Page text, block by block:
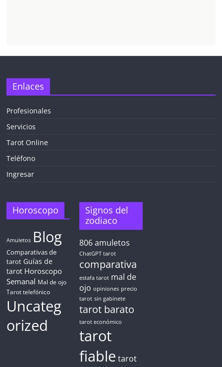
Enlaces
Profesionales
Servicios
Tarot Online
Teléfono
Ingresar
Horoscopo
Amuletos Blog
Comparativas de
tarot Guías de
tarot Horoscopo
Semanal Mal de ojo
Tarot telefónico
Uncateg
orized
Signos del
zodiaco
806amuletos
ChatGPT tarot
comparativa
estafa tarot mal de
ojo opiniones precio
tarot sin gabinete
tarot barato
tarot económico
tarot
fiable tarot